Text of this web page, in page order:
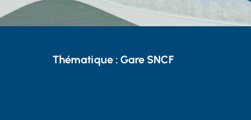
Thématique : Gare SNCF